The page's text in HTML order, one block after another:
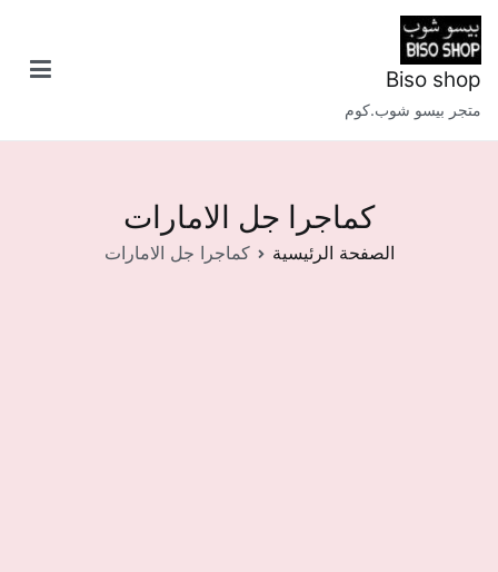
تخطى
إلى
المحتوى
Biso shop
متجر بيسو شوب.كوم
كماجرا جل الامارات
الصفحة الرئيسية كماجرا جل الامارات